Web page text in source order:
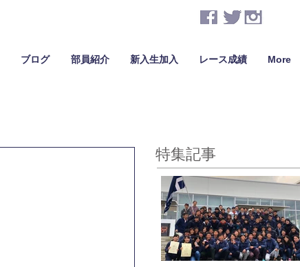
ブログ 部員紹介 新入生加入 レース成績 More
特集記事